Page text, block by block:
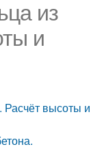
из
и
Расчёт высоты и